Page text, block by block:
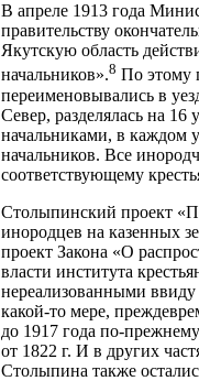
В апреле 1913 года
правительству
Якутскую область
начальников».8 По этому
переименовывались в
Север, разделялась на 16
начальниками, в каждом
начальников. Все
соответствующему
Столыпинский проект
инородцев на казенных
проект Закона «О
власти института
нереализованными
какой-то мере,
до 1917 года по-
от 1822 г. И в других
Столыпина также